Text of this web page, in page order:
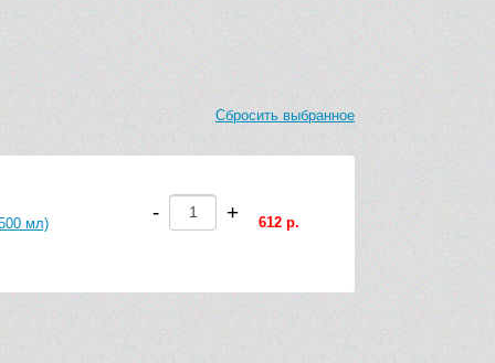
Сбросить выбранное
мл) - + 612 р.